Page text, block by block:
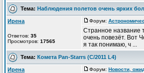
Тема: Наблюдения полетов очень ярких
Ирена
Ответов: 35
Просмотров: 17565
Форум:
Странное название
очень повезёт. Вот
я так понимаю, ч ...
Тема: Комета Pan-Starrs (С/2011 L4)
Ирена Форум: Новости,